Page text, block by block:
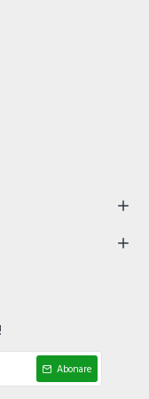
pentru
Abonare